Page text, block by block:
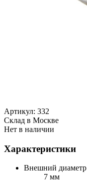
Артикул: 332
Cклад в Москве
Нет в наличии
Характеристики
Внешний диаметр
7 мм